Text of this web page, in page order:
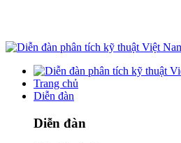
Trang chủ
Diễn đàn
Diễn đàn